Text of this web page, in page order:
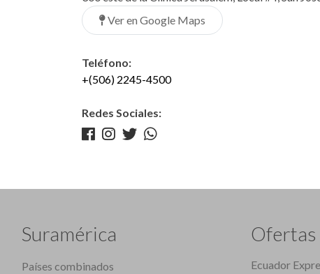
Ver en Google Maps
Teléfono:
+(506) 2245-4500
Redes Sociales:
Suramérica
Países combinados
Ofertas
Ecuador